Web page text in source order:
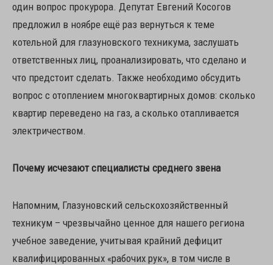
один вопрос прокурора. Депутат Евгений Косогов
предложил в ноябре ещё раз вернуться к теме
котельной для глазуновского техникума, заслушать
ответственных лиц, проанализировать, что сделано и
что предстоит сделать. Также необходимо обсудить
вопрос с отоплением многоквартирных домов: сколько
квартир переведено на газ, а сколько отапливается
электричеством.
Почему исчезают специалисты среднего звена
Напомним, Глазуновский сельскохозяйственный
техникум – чрезвычайно ценное для нашего региона
учебное заведение, учитывая крайний дефицит
квалифицированных «рабочих рук», в том числе в